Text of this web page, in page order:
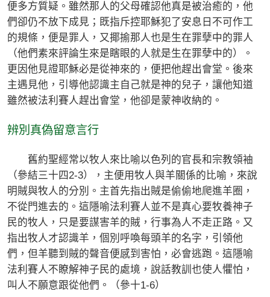
便多方質疑。雖然那人的父母確認他真是被治癒的，他
們卻仍不放下成見；既指斥控耶穌犯了安息日不可作工
的規條，便是罪人，又揶揄那人也是生在罪孽中的罪人
（他們素來評論生來是瞎眼的人就是生在罪孽中的）。
更因他見證耶穌必是從神來的，便把他趕出會堂。後來
主遇見他，引導他認識主自己就是神的兒子，讓他知道
雖然被法利賽人趕出會堂，他卻是蒙神收納的。
辨別真偽留意言行
舊約聖經常以牧人來比喻以色列的官長和宗教領袖
（參結三十四2-3），主便用牧人與羊關係的比喻，來說
明賊與牧人的分別。主首先指出賊是偷偷地爬進羊圈，
不從門進去的。這隱喻法利賽人並不是真心要牧養神子
民的牧人，只是要謀害羊的賊，行事為人不走正路。又
指出牧人才認識羊，個別呼喚每頭羊的名字，引領他
們，但羊聽到賊的聲音便感到害怕，必會逃跑。這隱喻
法利賽人不瞭解神子民的處境，說話教訓也使人懼怕，
叫人不願意跟從他們。（參十1-6）